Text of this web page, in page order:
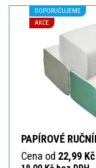
DOPORUČUJEME
AKCE
PAPÍROVÉ
Cena od 22,99 Kč